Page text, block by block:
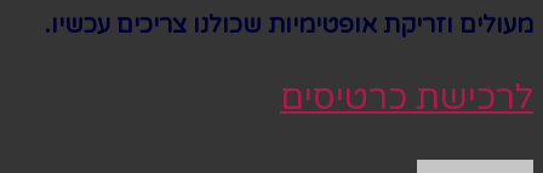
מעולים וזריקת אופטימיות שכולנו צריכים עכשיו.
לרכישת כרטיסים